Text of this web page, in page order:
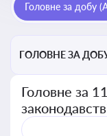
Головне за добу
ГОЛОВНЕ ЗА
Головне за